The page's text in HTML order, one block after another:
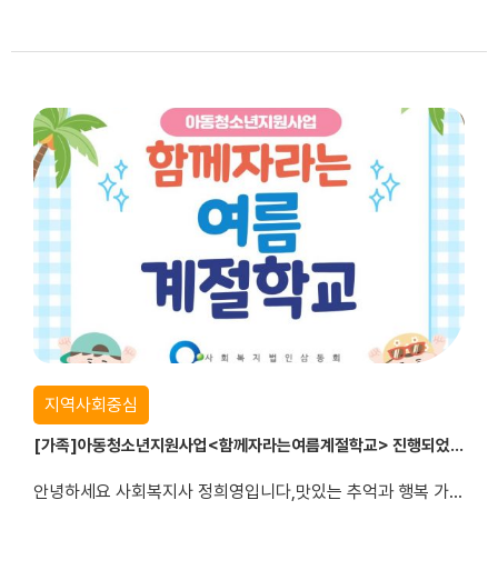
지역사회중심
[가족]아동청소년지원사업<함께자라는여름계절학교> 진행되었습니다.
안녕하세요 사회복지사 정희영입니다,맛있는 추억과 행복 가득했던 '함께자라는 계절학교'를 마쳤습니다!지난 7월 27일부터 31일까지, 우리 친구들과 함께한 '함께자라는 계절학교'가 모두 마무리되었습니다!5일간 텀블러 꾸미기부터 새싹인삼 깍두기, 다육 테라리움, 썬캐쳐, 그리고 피자 만들기까지!매일매일 새로운 활동을 하며 우리 아이들의 얼굴에 웃음꽃이 피어나는...